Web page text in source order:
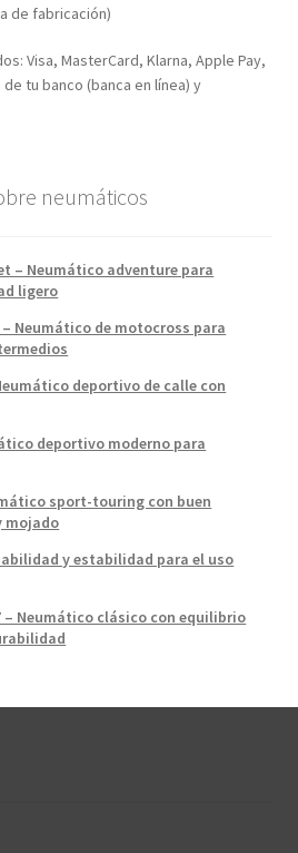
de fabricación)
Visa, MasterCard, Klarna, Apple Pay,
tu banco (banca en línea) y
neumáticos
– Neumático adventure para
ligero
– Neumático de motocross para
deportivo de calle con
deportivo moderno para
sport-touring con buen
mojado
y estabilidad para el uso
– Neumático clásico con equilibrio